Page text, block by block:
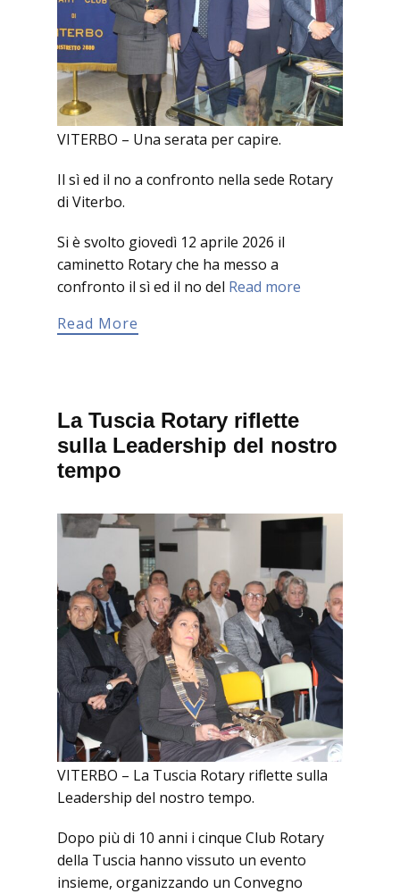
VITERBO – Una serata per capire.
Il sì ed il no a confronto nella sede Rotary
di Viterbo.
Si è svolto giovedì 12 aprile 2026 il
caminetto Rotary che ha messo a
confronto il sì ed il no del Read more
Read More
La Tuscia Rotary riflette
sulla Leadership del nostro
tempo
VITERBO – La Tuscia Rotary riflette sulla
Leadership del nostro tempo.
Dopo più di 10 anni i cinque Club Rotary
della Tuscia hanno vissuto un evento
insieme, organizzando un Convegno